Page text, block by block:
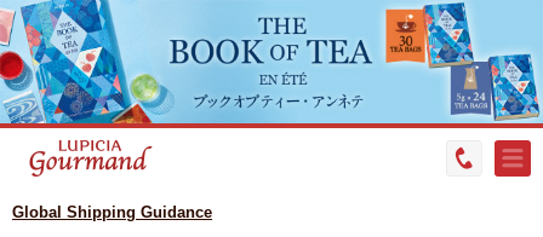
Global Shipping Guidance